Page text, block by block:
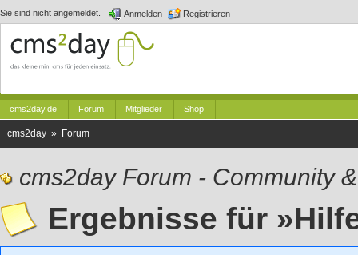
Sie sind nicht angemeldet. Anmelden Registrieren
cms2day.de Forum Mitglieder Shop
cms2day » Forum
cms2day Forum - Community
Ergebnisse für